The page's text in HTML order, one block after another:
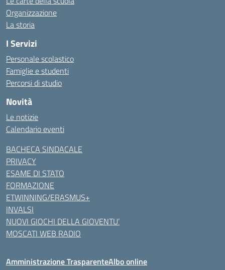
Organizzazione
La storia
I Servizi
Personale scolastico
Famiglie e studenti
Percorsi di studio
Novità
Le notizie
Calendario eventi
BACHECA SINDACALE
PRIVACY
ESAME DI STATO
FORMAZIONE
ETWINNING/ERASMUS+
INVALSI
NUOVI GIOCHI DELLA GIOVENTU’
MOSCATI WEB RADIO
Amministrazione TrasparenteAlbo online